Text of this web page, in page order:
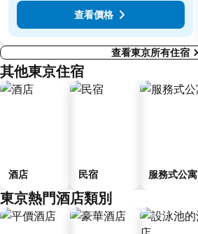
查看價格
查看東京所有住宿
其他東京住宿
酒店 民宿 服務式公寓
東京熱門酒店類別